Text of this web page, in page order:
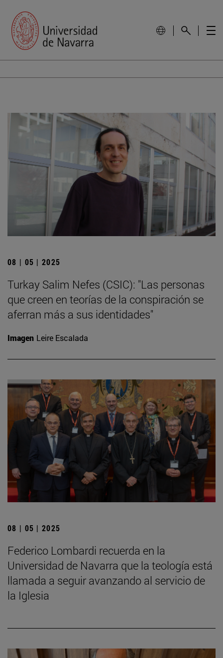
08 | 05 | 2025
Turkay Salim Nefes (CSIC): "Las personas
que creen en teorías de la conspiración se
aferran más a sus identidades"
Imagen Leire Escalada
08 | 05 | 2025
Federico Lombardi recuerda en la
Universidad de Navarra que la teología está
llamada a seguir avanzando al servicio de
la Iglesia